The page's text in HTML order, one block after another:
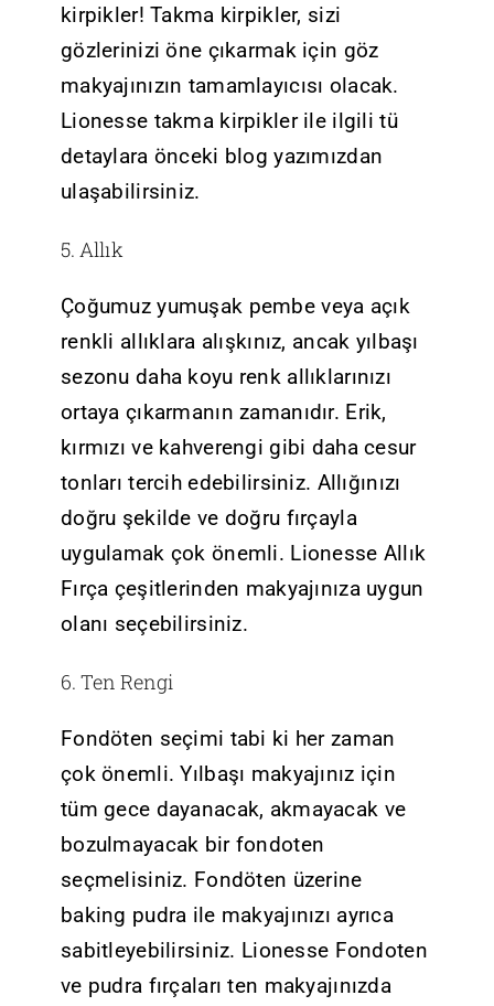
kirpikler! Takma kirpikler, sizi
gözlerinizi öne çıkarmak için göz
makyajınızın tamamlayıcısı olacak.
Lionesse takma kirpikler ile ilgili tü
detaylara önceki blog yazımızdan
ulaşabilirsiniz.
5. Allık
Çoğumuz yumuşak pembe veya açık
renkli allıklara alışkınız, ancak yılbaşı
sezonu daha koyu renk allıklarınızı
ortaya çıkarmanın zamanıdır. Erik,
kırmızı ve kahverengi gibi daha cesur
tonları tercih edebilirsiniz. Allığınızı
doğru şekilde ve doğru fırçayla
uygulamak çok önemli. Lionesse Allık
Fırça çeşitlerinden makyajınıza uygun
olanı seçebilirsiniz.
6. Ten Rengi
Fondöten seçimi tabi ki her zaman
çok önemli. Yılbaşı makyajınız için
tüm gece dayanacak, akmayacak ve
bozulmayacak bir fondoten
seçmelisiniz. Fondöten üzerine
baking pudra ile makyajınızı ayrıca
sabitleyebilirsiniz. Lionesse Fondoten
ve pudra fırçaları ten makyajınızda